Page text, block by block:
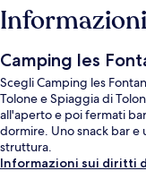
Camping les
Scegli Camping les
Tolone e Spiaggia di
all'aperto e poi fermati
dormire. Uno snack bar e
struttura.
Informazioni sui diritti